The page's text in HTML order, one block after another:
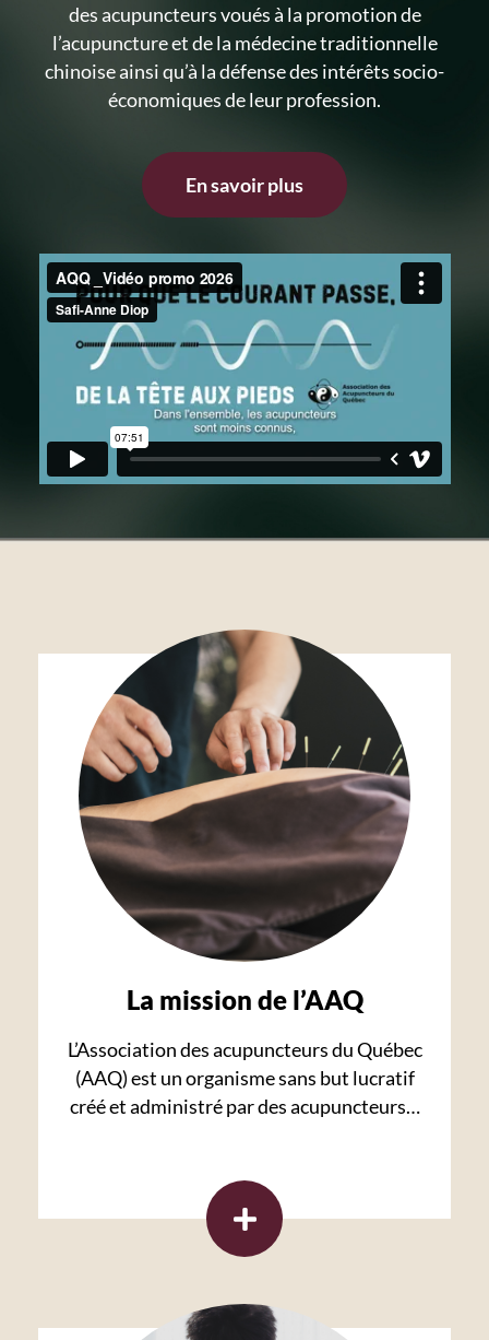
des acupuncteurs voués à la promotion de
l’acupuncture et de la médecine traditionnelle
chinoise ainsi qu’à la défense des intérêts socio-
économiques de leur profession.
En savoir plus
La mission de l’AAQ
L’Association des acupuncteurs du Québec
(AAQ) est un organisme sans but lucratif
créé et administré par des acupuncteurs…